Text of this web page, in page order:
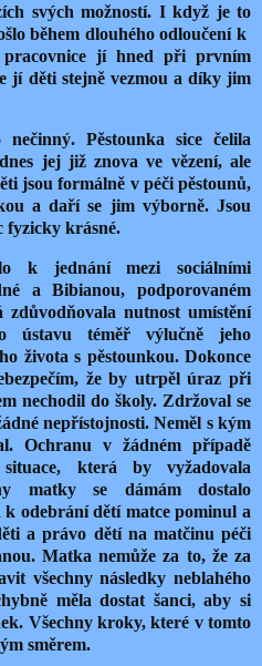
svých možností. I když je to
během dlouhého odloučení k
pracovnice jí hned při prvním
jí děti stejně vezmou a díky jim
Pěstounka sice čelila
jej již znova ve vězení, ale
jsou formálně v péči pěstounů,
a daří se jim výborně. Jsou
fyzicky krásné.
k jednání mezi sociálními
a Bibianou, podporovaném
zdůvodňovala nutnost umístění
ústavu téměř výlučně jeho
života s pěstounkou. Dokonce
že by utrpěl úraz při
nechodil do školy. Zdržoval se
nepřístojnosti. Neměl s kým
Ochranu v žádném případě
situace, která by vyžadovala
matky se dámám dostalo
odebrání dětí matce pominul a
a právo dětí na matčinu péči
Matka nemůže za to, že za
všechny následky neblahého
měla dostat šanci, aby si
Všechny kroky, které v tomto
směrem.